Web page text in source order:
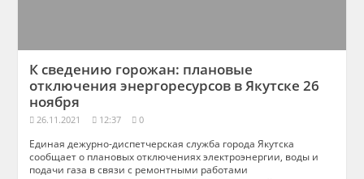
К сведению горожан: плановые
отключения энергоресурсов в Якутске 26
ноября
26.11.2021 12:37 0
Единая дежурно-диспетчерская служба города Якутска
сообщает о плановых отключениях электроэнергии, воды и
подачи газа в связи с ремонтными работами